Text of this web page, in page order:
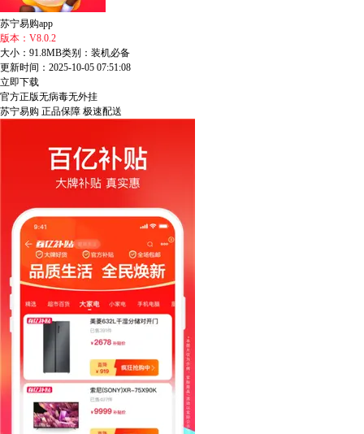
苏宁易购app
版本：V8.0.2
大小：91.8MB类别：装机必备
更新时间：2025-10-05 07:51:08
立即下载
官方正版无病毒无外挂
苏宁易购 正品保障 极速配送